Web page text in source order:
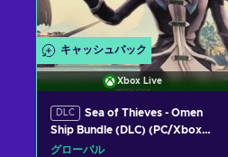
キャッシュバック
Xbox Live
DLC
Sea of Thieves - Omen
Ship Bundle (DLC) (PC/Xbox
One) Xbox Live Key GLOBAL
グローバル